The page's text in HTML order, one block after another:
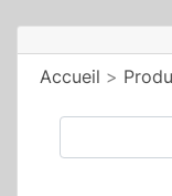
Accueil >